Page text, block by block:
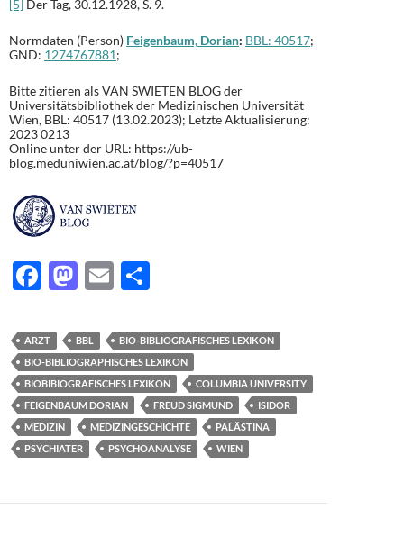
[5] Der Tag, 30.12.1928, S. 9.
Normdaten (Person) Feigenbaum, Dorian: BBL: 40517;
GND: 1274767881;
Bitte zitieren als VAN SWIETEN BLOG der
Universitätsbibliothek der Medizinischen Universität
Wien, BBL: 40517 (13.02.2023); Letzte Aktualisierung:
2023 0213
Online unter der URL: https://ub-
blog.meduniwien.ac.at/blog/?p=40517
F
e
b
o
o
k
M
to
d
o
n
E
ail le
n
ARZT BBL
BIO-BIBLIOGRAFISCHES LEXIKON
BIO-BIBLIOGRAPHISCHES LEXIKON
BIOBIBIOGRAFISCHES LEXIKON
COLUMBIA UNIVERSITY
FEIGENBAUM DORIAN
FREUD SIGMUND
ISIDOR
MEDIZIN
MEDIZINGESCHICHTE
PALÄSTINA
PSYCHIATER
PSYCHOANALYSE WIEN